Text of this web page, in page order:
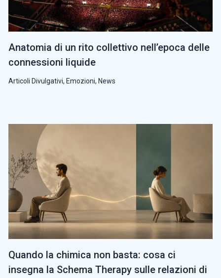
Anatomia di un rito collettivo nell’epoca delle
connessioni liquide
Articoli Divulgativi, Emozioni, News
Quando la chimica non basta: cosa ci
insegna la Schema Therapy sulle relazioni di